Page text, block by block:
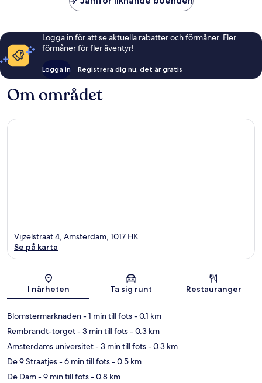
Logga in för att se aktuella rabatter och förmåner. Fler
förmåner för fler äventyr!
Logga in Registrera dig nu, det är gratis
Om området
Karta
Vijzelstraat 4, Amsterdam, 1017 HK
Se på karta
I närheten Ta sig runt Restauranger
Blomstermarknaden- 1 min till fots- 0.1 km
Rembrandt-torget- 3 min till fots- 0.3 km
Amsterdams universitet- 3 min till fots- 0.3 km
De 9 Straatjes- 6 min till fots- 0.5 km
De Dam- 9 min till fots- 0.8 km